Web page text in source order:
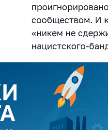
сообществом. И
«никем не
нацистского-